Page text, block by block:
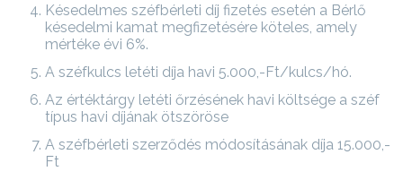
Késedelmes széfbérleti díj fizetés esetén a Bérlő
késedelmi kamat megfizetésére köteles, amely
mértéke évi 6%.
A széfkulcs letéti díja havi 5.000,-Ft/kulcs/hó.
Az értéktárgy letéti őrzésének havi költsége a széf
típus havi díjának ötszöröse
A széfbérleti szerződés módosításának díja 15.000,-
Ft